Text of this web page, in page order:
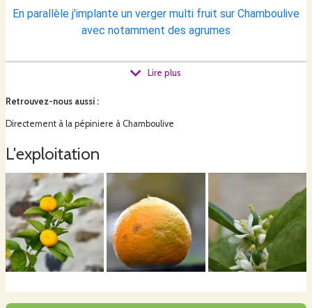
En parallèle j'implante un verger multi fruit sur Chamboulive
avec notamment des agrumes
N'hesitez pas à venir vers moi pour toutes questions, infos
Lire plus
Retrouvez-nous aussi :
Directement à la pépiniere à Chamboulive
L'exploitation